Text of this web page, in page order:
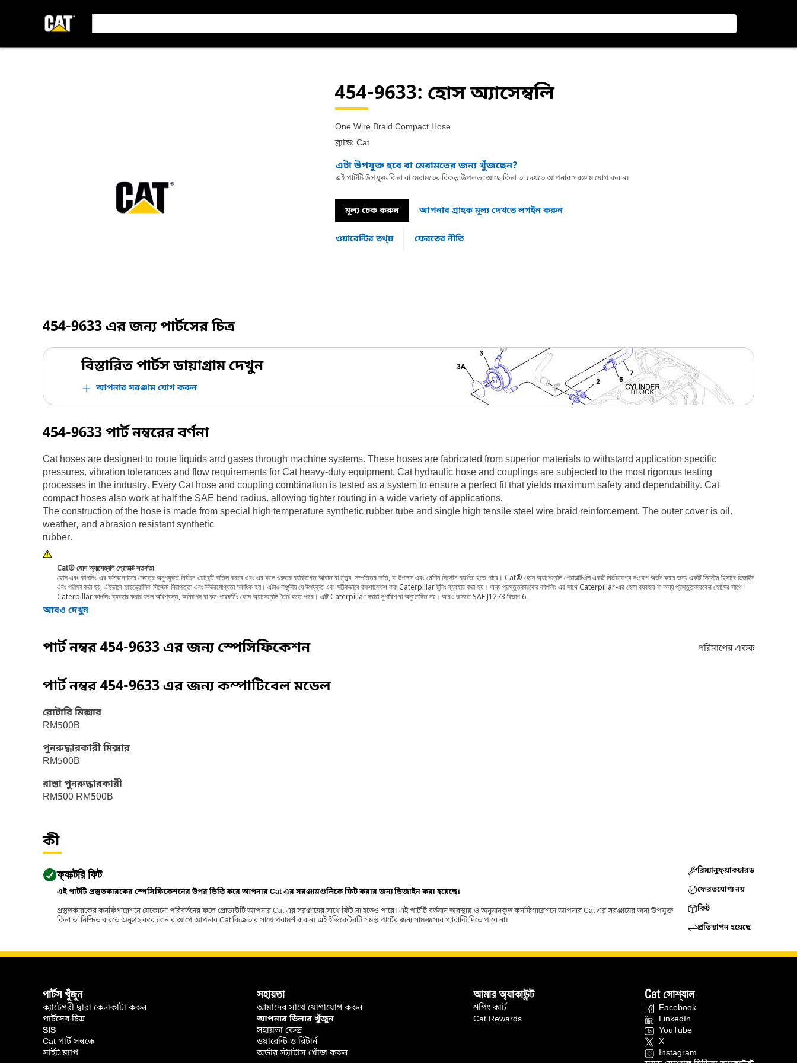
454-9633: হোস অ্যাসেম্বলি
One Wire Braid Compact Hose
ব্র্যান্ড: Cat
এটা উপযুক্ত হবে বা মেরামতের জন্য খুঁজছেন?
এই পার্টটি উপযুক্ত কিনা বা মেরামতের বিকল্প উপলভ্য আছে কিনা তা দেখতে আপনার সরঞ্জাম যোগ করুন।
মূল্য চেক করুন আপনার গ্রাহক মূল্য দেখতে লগইন করুন
ওয়ারেন্টির তথ্য় ফেরতের নীতি
454-9633এর জন্য পার্টসের চিত্র
বিস্তারিত পার্টস ডায়াগ্রাম দেখুন
আপনার সরঞ্জাম যোগ করুন
454-9633পার্ট নম্বরের বর্ণনা
Cat hoses are designed to route liquids and gases through machine systems. These hoses are fabricated from superior materials to withstand application specific
pressures, vibration tolerances and flow requirements for Cat heavy-duty equipment. Cat hydraulic hose and couplings are subjected to the most rigorous testing
processes in the industry. Every Cat hose and coupling combination is tested as a system to ensure a perfect fit that yields maximum safety and dependability. Cat
compact hoses also work at half the SAE bend radius, allowing tighter routing in a wide variety of applications.
The construction of the hose is made from special high temperature synthetic rubber tube and single high tensile steel wire braid reinforcement. The outer cover is oil,
weather, and abrasion resistant synthetic
rubber.
Cat® হোস অ্যাসেম্বলি প্রোডাক্ট সতর্কতা
হোস এবং কাপলিং-এর কম্বিনেশনের ক্ষেত্রে অনুপযুক্ত নির্বাচন ওয়ারেন্টি বাতিল করবে এবং এর ফলে গুরুতর ব্যক্তিগত আঘাত বা মৃত্যু, সম্পত্তির ক্ষতি, বা উপাদান এবং মেশিন সিস্টেম ব্যর্থতা হতে পারে। Cat® হোস অ্যাসেম্বলি প্রোডাক্টগুলি একটি নির্ভরযোগ্য সংযোগ অর্জন করার জন্য একটি সিস্টেম হিসাবে ডিজাইন
এবং পরীক্ষা করা হয়, এইভাবে হাইড্রোলিক সিস্টেম নিরাপত্তা এবং নির্ভরযোগ্যতা সর্বাধিক হয়। এটাও বাঞ্ছনীয় যে উপযুক্ত এবং সঠিকভাবে রক্ষণাবেক্ষণ করা Caterpillar টুলিং ব্যবহার করা হয়। অন্য প্রস্তুতকারকের কাপলিং এর সাথে Caterpillar-এর হোস ব্যবহার বা অন্য প্রস্তুতকারকের হোসের সাথে
Caterpillar কাপলিং ব্যবহার করার ফলে অবিশ্বস্ত, অনিরাপদ বা কম-পারফর্মিং হোস অ্যাসেম্বলি তৈরি হতে পারে। এটি Caterpillar দ্বারা সুপারিশ বা অনুমোদিত নয়। আরও জানতে SAE J1273 বিভাগ 6.
আরও দেখুন
পার্ট নম্বর454-9633এর জন্য স্পেসিফিকেশন পরিমাপের একক
পার্ট নম্বর454-9633এর জন্য কম্পাটিবেল মডেল
রোটারি মিক্সার
RM500B
পুনরুদ্ধারকারী মিক্সার
RM500B
রাস্তা পুনরুদ্ধারকারী
RM500 RM500B
কী
ফ্যাক্টরি ফিট
এই পার্টটি প্রস্তুতকারকের স্পেসিফিকেশনের উপর ভিত্তি করে আপনার Cat এর সরঞ্জামগুলিকে ফিট করার জন্য ডিজাইন করা হয়েছে।
প্রস্তুতকারকের কনফিগারেশনে যেকোনো পরিবর্তনের ফলে প্রোডাক্টটি আপনার Cat এর সরঞ্জামের সাথে ফিট না হতেও পারে। এই পার্টটি বর্তমান অবস্থায় ও অনুমানকৃত কনফিগারেশনে আপনার Cat এর সরঞ্জামের জন্য উপযুক্ত
কিনা তা নিশ্চিত করতে অনুগ্রহ করে কেনার আগে আপনার Cat বিক্রেতার সাথে পরামর্শ করুন। এই ইন্ডিকেটরটি সমস্ত পার্টের জন্য সামঞ্জস্যের গ্যারান্টি দিতে পারে না।
রিম্যানুফ্য়াকচারড
ফেরতযোগ্য নয়
কিট
প্রতিস্থাপন হয়েছে
পার্টস খুঁজুন
ক্যাটেগরী দ্বারা কেনাকাটা করুন
পার্টসের চিত্র
SIS
Cat পার্ট সম্বন্ধে
সাইট ম্যাপ
সহায়তা
আমাদের সাথে যোগাযোগ করুন
আপনার ডিলার খুঁজুন
সহায়তা কেন্দ্র
ওয়ারেন্টি ও রিটার্ন
অর্ডার স্ট্যাটাস খোঁজ করুন
আমার অ্যাকাউন্ট
শপিং কার্ট
Cat Rewards
Cat সোশ্যাল
Facebook
LinkedIn
YouTube
X
Instagram